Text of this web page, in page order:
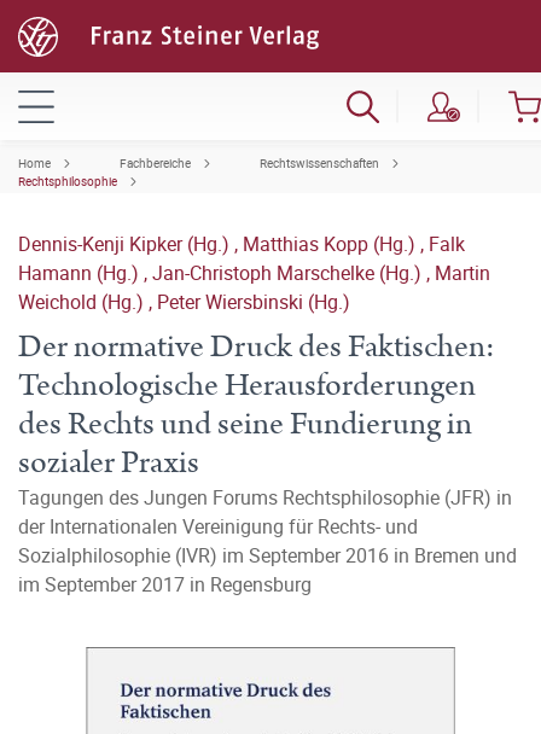
Home Fachbereiche
Rechtswissenschaften
Rechtsphilosophie
Dennis-Kenji Kipker (Hg.) , Matthias Kopp (Hg.) , Falk
Hamann (Hg.) ,Jan-Christoph Marschelke (Hg.) , Martin
Weichold (Hg.) , Peter Wiersbinski (Hg.)
Der normative Druck des Faktischen:
Technologische Herausforderungen
des Rechts und seine Fundierung in
sozialer Praxis
Tagungen des Jungen Forums Rechtsphilosophie (JFR) in
der Internationalen Vereinigung für Rechts- und
Sozialphilosophie (IVR) im September 2016 in Bremen und
im September 2017 in Regensburg